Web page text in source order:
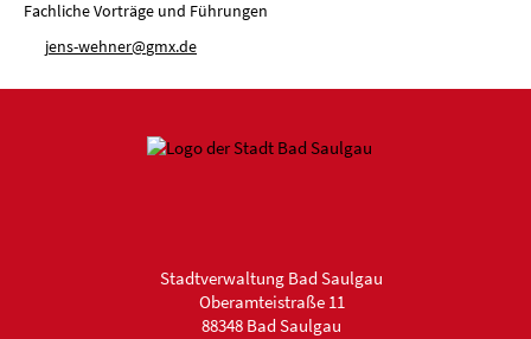
Fachliche Vorträge und Führungen
j ns-w hn r gmxd
Stadtverwaltung Bad Saulgau
Oberamteistraße 11
88348 Bad Saulgau